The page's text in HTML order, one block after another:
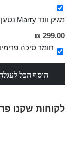
מגיק וונד Marry נטען בעוצמה נהדרת עם אפשרות לחדירה בגימור מהודר קומפקטי ועמיד במים
מחיר
מבצע
299.00 ₪
חומר סיכה
הוסף הכל
לקוחות שקנו